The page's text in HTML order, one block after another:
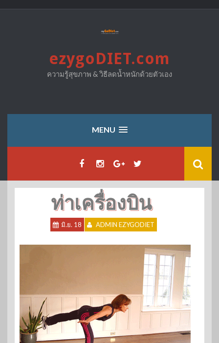
ezygoDIET.com
ความรู้สุขภาพ & วิธีลดน้ำหนักด้วยตัวเอง
MENU
ท่าเครื่องบิน
มิ.ย. 18 ADMIN EZYGODIET